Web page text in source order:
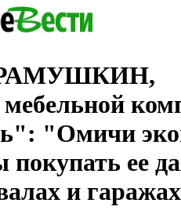
"Омичи
покупать ее
и